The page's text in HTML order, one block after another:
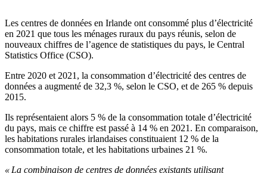
Les centres de données en Irlande ont consommé plus d’électricité
en 2021 que tous les ménages ruraux du pays réunis, selon de
nouveaux chiffres de l’agence de statistiques du pays, le Central
Statistics Office (CSO).
Entre 2020 et 2021, la consommation d’électricité des centres de
données a augmenté de 32,3 %, selon le CSO, et de 265 % depuis
2015.
Ils représentaient alors 5 % de la consommation totale d’électricité
du pays, mais ce chiffre est passé à 14 % en 2021. En comparaison,
les habitations rurales irlandaises constituaient 12 % de la
consommation totale, et les habitations urbaines 21 %.
« La combinaison de centres de données existants utilisant